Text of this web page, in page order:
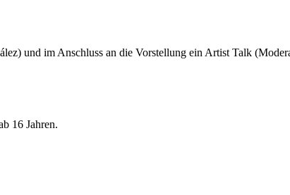
und im Anschluss an die Vorstellung ein Artist Talk
16 Jahren.